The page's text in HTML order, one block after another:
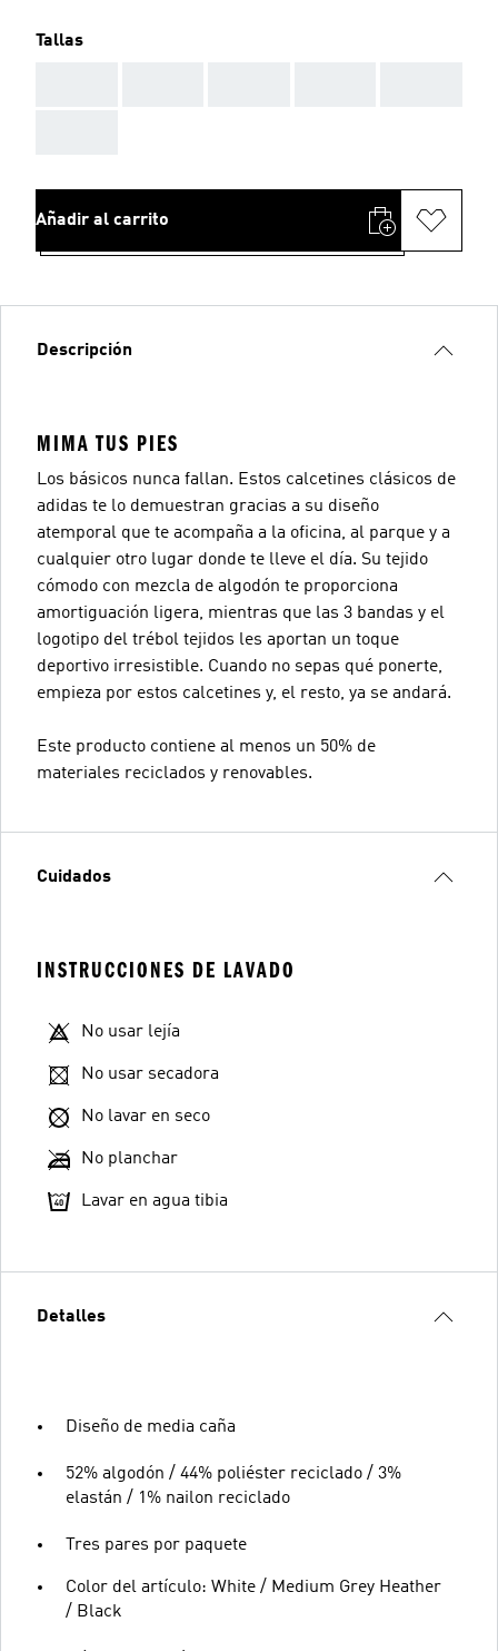
Tallas
Añadir al carrito
Descripción
MIMA TUS PIES
Los básicos nunca fallan. Estos calcetines clásicos de
adidas te lo demuestran gracias a su diseño
atemporal que te acompaña a la oficina, al parque y a
cualquier otro lugar donde te lleve el día. Su tejido
cómodo con mezcla de algodón te proporciona
amortiguación ligera, mientras que las 3 bandas y el
logotipo del trébol tejidos les aportan un toque
deportivo irresistible. Cuando no sepas qué ponerte,
empieza por estos calcetines y, el resto, ya se andará.
Este producto contiene al menos un 50% de
materiales reciclados y renovables.
Cuidados
INSTRUCCIONES DE LAVADO
No usar lejía
No usar secadora
No lavar en seco
No planchar
Lavar en agua tibia
Detalles
Diseño de media caña
52% algodón / 44% poliéster reciclado / 3%
elastán / 1% nailon reciclado
Tres pares por paquete
Color del artículo: White / Medium Grey Heather
/ Black